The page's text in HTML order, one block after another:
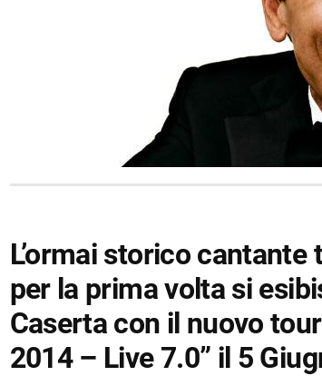
L’ormai storico
per la prima volta si
Caserta con il nuovo
2014 – Live 7.0” il 5